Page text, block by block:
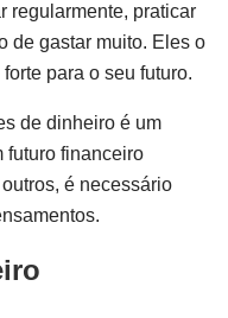
regularmente, praticar
de gastar muito. Eles o
para o seu futuro.
de dinheiro é um
futuro financeiro
é necessário